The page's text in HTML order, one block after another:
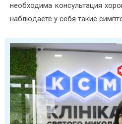
необходима консультация
наблюдаете у себя такие